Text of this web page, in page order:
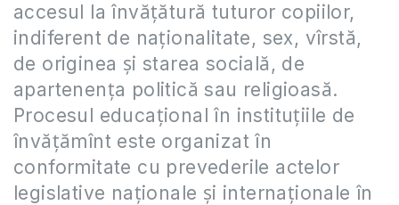
accesul la învăţătură tuturor copiilor,
indiferent de naţionalitate, sex, vîrstă,
de originea şi starea socială, de
apartenenţa politică sau religioasă.
Procesul educaţional în instituţiile de
învăţămînt este organizat în
conformitate cu prevederile actelor
legislative naţionale şi internaţionale în